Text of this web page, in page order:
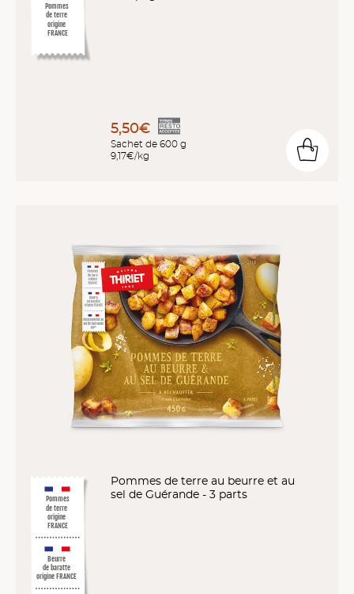
Pommes
de terre
origine
FRANCE
5,50€
Sachet de 600 g
9,17€/kg
Pommes
de terre
origine
FRANCE
Beurre
de baratte
origine FRANCE
Pommes de terre au beurre et au
sel de Guérande - 3 parts